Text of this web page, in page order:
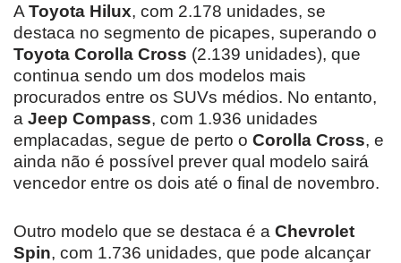
A Toyota Hilux, com 2.178 unidades, se
destaca no segmento de picapes, superando o
Toyota Corolla Cross (2.139 unidades), que
continua sendo um dos modelos mais
procurados entre os SUVs médios. No entanto,
a Jeep Compass, com 1.936 unidades
emplacadas, segue de perto o Corolla Cross, e
ainda não é possível prever qual modelo sairá
vencedor entre os dois até o final de novembro.
Outro modelo que se destaca é a Chevrolet
Spin, com 1.736 unidades, que pode alcançar